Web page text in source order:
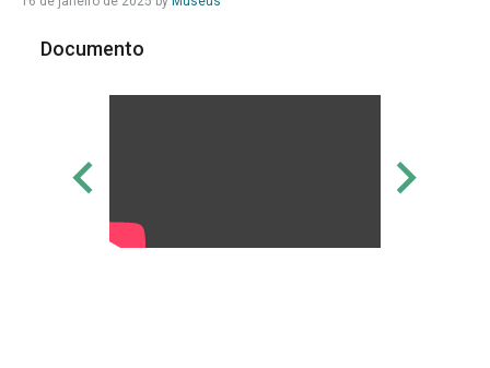
Documento